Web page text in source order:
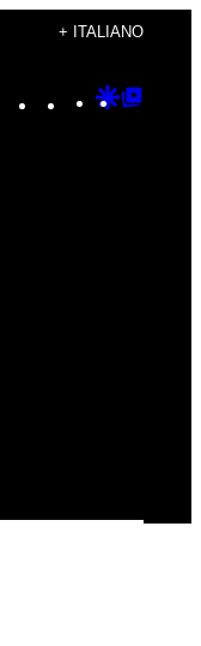
+ ITALIANO
Instagram
TikTok
YouTube
Google